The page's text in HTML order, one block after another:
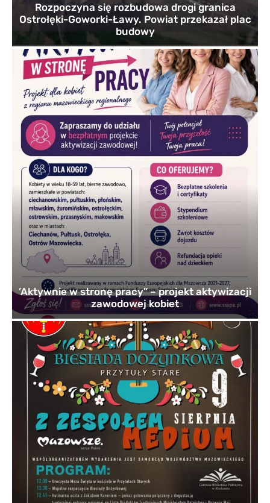
Rozpoczyna się rozbudowa drogi granica
Ostrołęki-Goworki-Ławy. Powiat przekazał plac
budowy
’Aktywnie w stronę pracy” – projekt aktywizacji
zawodowej kobiet